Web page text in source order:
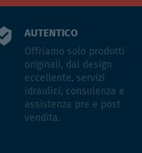
AUTENTICO
Offriamo solo prodotti
originali, dal design
eccellente, servizi
idraulici, consulenza e
assistenza pre e post
vendita.